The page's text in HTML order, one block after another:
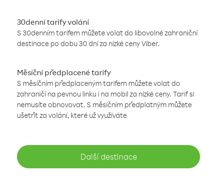
30denní tarify volání
S 30denním tarifem můžete volat do libovolné zahraniční
destinace po dobu 30 dní za nízké ceny Viber.
Měsíční předplacené tarify
S měsíčním předplaceným tarifem můžete volat do
zahraničí na pevnou linku i na mobil za nízké ceny. Tarif si
nemusíte obnovovat. S měsíčním předplatným můžete
ušetřit za volání, které už využíváte
Další destinace